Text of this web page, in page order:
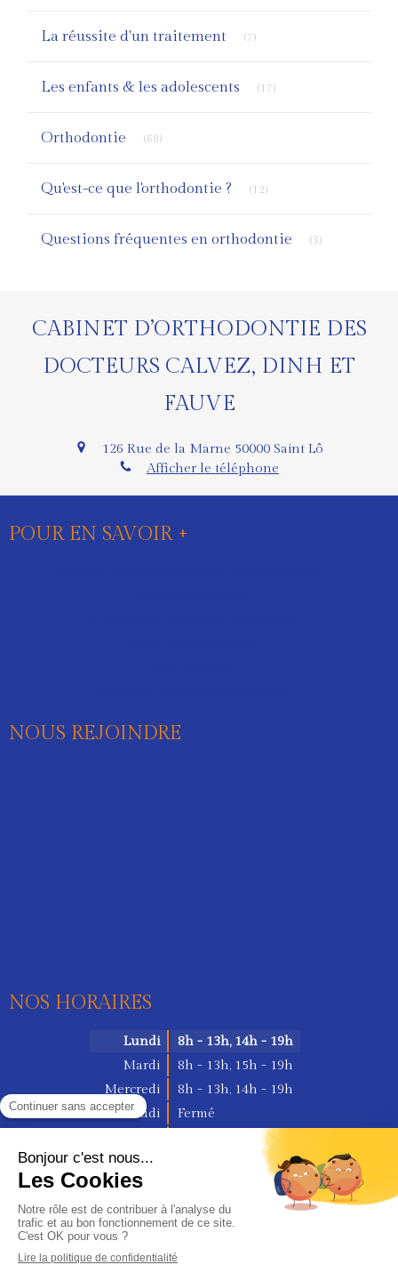
La réussite d'un traitement (7)
Les enfants & les adolescents (17)
Orthodontie (68)
Qu'est-ce que l'orthodontie ? (12)
Questions fréquentes en orthodontie (3)
CABINET D’ORTHODONTIE DES
DOCTEURS CALVEZ, DINH ET
FAUVE
126 Rue de la Marne 50000 Saint Lô
Afficher le téléphone
POUR EN SAVOIR +
NOUS REJOINDRE
NOS HORAIRES
Lundi 8h - 13h, 14h - 19h
Mardi
8h - 13h, 15h - 19h
Mercredi
8h - 13h, 14h - 19h
Jeudi
Fermé
14h - 19h
Samedi
Dimanche
RECHERCHER
Rechercher